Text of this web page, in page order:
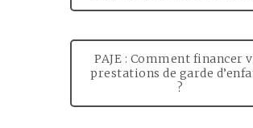
PAJE : Comment financer
prestations de garde
?